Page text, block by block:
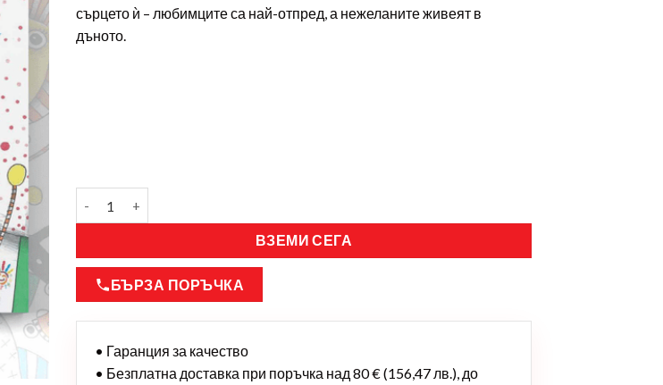
сърцето ѝ – любимците са най-отпред, а нежеланите живеят в
дъното.
ВЗЕМИ СЕГА
БЪРЗА ПОРЪЧКА
• Гаранция за качество
• Безплатна доставка при поръчка над 80 € (156,47 лв.), до